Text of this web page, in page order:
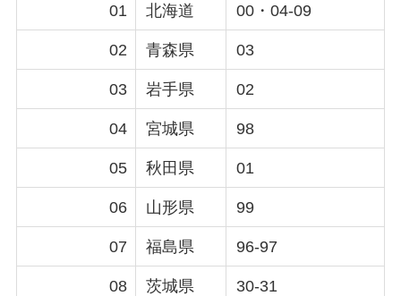
01 北海道 00・04-09
02 青森県 03
03 岩手県 02
04 宮城県 98
05 秋田県 01
06 山形県 99
07 福島県 96-97
08 茨城県 30-31